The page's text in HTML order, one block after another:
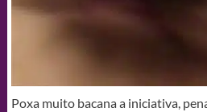
Poxa muito bacana a iniciativa,